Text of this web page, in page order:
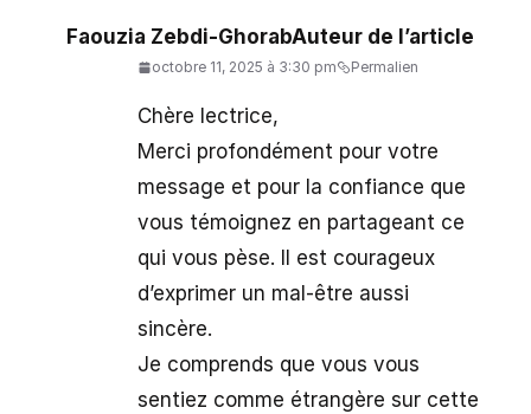
Faouzia Zebdi-GhorabAuteur de l’article
octobre 11, 2025 à 3:30 pm Permalien
Chère lectrice,
Merci profondément pour votre
message et pour la confiance que
vous témoignez en partageant ce
qui vous pèse. Il est courageux
d’exprimer un mal-être aussi
sincère.
Je comprends que vous vous
sentiez comme étrangère sur cette